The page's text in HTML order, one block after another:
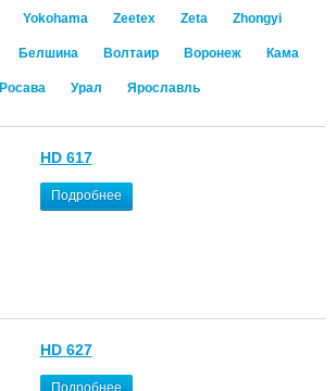
Yokohama Zeetex Zeta Zhongyi
Белшина Волтаир Воронеж Кама
Росава Урал Ярославль
HD 617
Подробнее
HD 627
Подробнее